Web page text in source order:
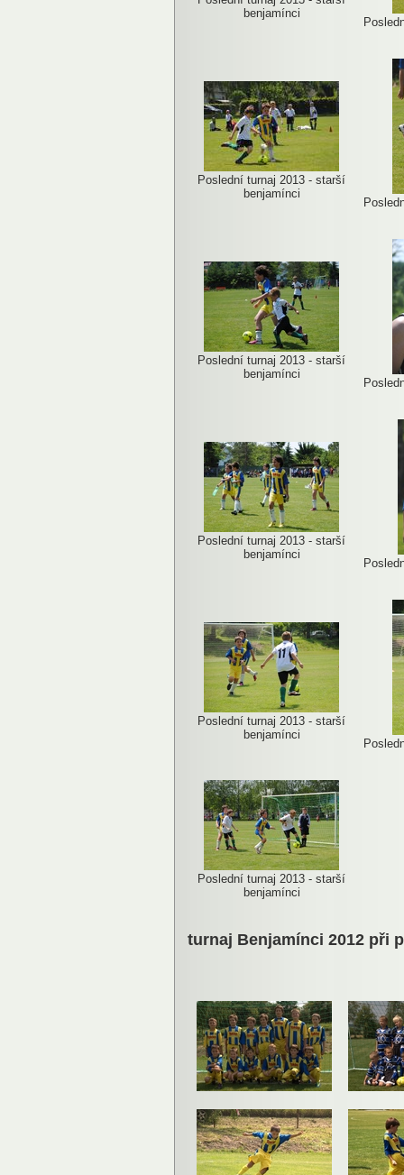
benjamínci
Poslední turnaj 2013 - starší
benjamínci
Poslední turnaj 2013 - starší
benjamínci
Poslední turnaj 2013 - starší
benjamínci
Poslední turnaj 2013 - starší
benjamínci
Poslední turnaj 2013 - starší
benjamínci
turnaj Benjamínci 2012 při